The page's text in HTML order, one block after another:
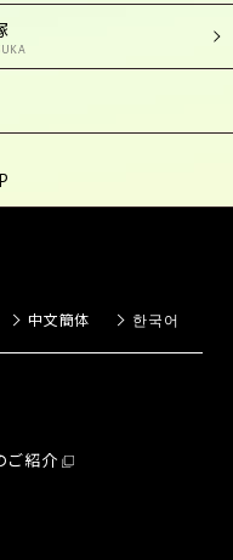
中文簡体 한국어
ご紹介